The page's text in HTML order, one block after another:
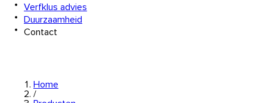
Verfklus advies
Duurzaamheid
Contact
Home
/